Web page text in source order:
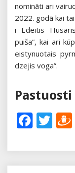
nomināti ari
2022. godā kai
i Edeitis
puiša”, kai ari
eistynuotais
dzejis voga”.